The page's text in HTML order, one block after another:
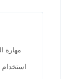
استخدام PyMilvus لعمليات قواعد البيانات المتجهة.